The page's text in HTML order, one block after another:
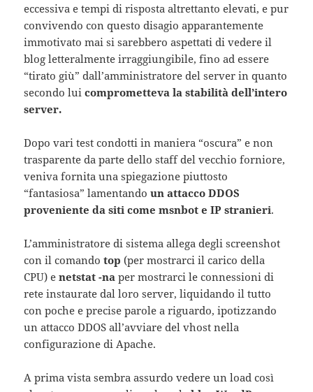
eccessiva e tempi di risposta altrettanto elevati, e pur
convivendo con questo disagio apparantemente
immotivato mai si sarebbero aspettati di vedere il
blog letteralmente irraggiungibile, fino ad essere
“tirato giù” dall’amministratore del server in quanto
secondo luicomprometteva la stabilità dell’intero
server.
Dopo vari test condotti in maniera “oscura” e non
trasparente da parte dello staff del vecchio forniore,
veniva fornita una spiegazione piuttosto
“fantasiosa” lamentando un attacco DDOS
proveniente da siti come msnbot e IP stranieri.
L’amministratore di sistema allega degli screenshot
con il comandotop (per mostrarci il carico della
CPU) enetstat -na per mostrarci le connessioni di
rete instaurate dal loro server, liquidando il tutto
con poche e precise parole a riguardo, ipotizzando
un attacco DDOS all’avviare del vhost nella
configurazione di Apache.
A prima vista sembra assurdo vedere un load così